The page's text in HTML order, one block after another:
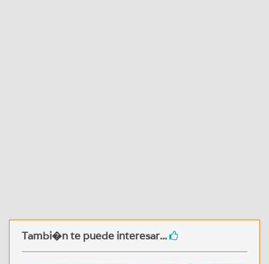
Tambi�n te puede interesar...